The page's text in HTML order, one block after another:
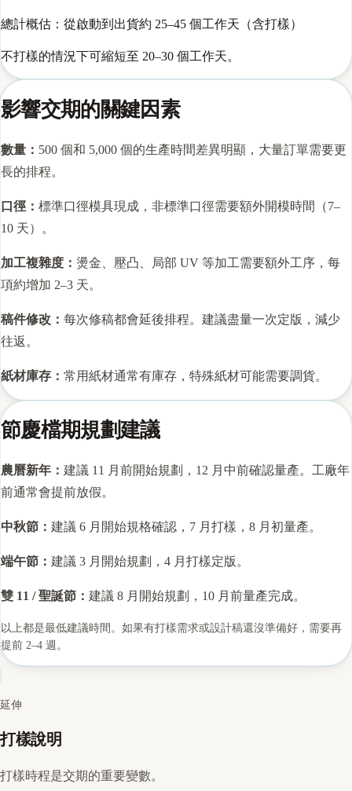
總計概估：從啟動到出貨約 25–45 個工作天（含打樣）
不打樣的情況下可縮短至 20–30 個工作天。
影響交期的關鍵因素
數量： 500 個和 5,000 個的生產時間差異明顯，大量訂單需要更
長的排程。
口徑： 標準口徑模具現成，非標準口徑需要額外開模時間（7–
10 天）。
加工複雜度： 燙金、壓凸、局部 UV 等加工需要額外工序，每
項約增加 2–3 天。
稿件修改： 每次修稿都會延後排程。建議盡量一次定版，減少
往返。
紙材庫存： 常用紙材通常有庫存，特殊紙材可能需要調貨。
節慶檔期規劃建議
農曆新年： 建議 11 月前開始規劃，12 月中前確認量產。工廠年
前通常會提前放假。
中秋節： 建議 6 月開始規格確認，7 月打樣，8 月初量產。
端午節： 建議 3 月開始規劃，4 月打樣定版。
雙 11 / 聖誕節： 建議 8 月開始規劃，10 月前量產完成。
以上都是最低建議時間。如果有打樣需求或設計稿還沒準備好，需要再
提前 2–4 週。
延伸
打樣說明
打樣時程是交期的重要變數。